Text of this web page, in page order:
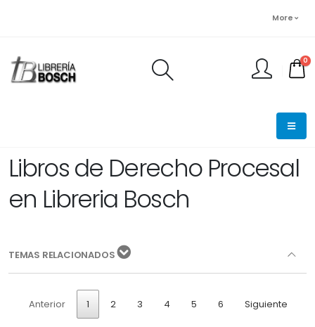
More
0
Libros de Derecho Procesal
en Libreria Bosch
TEMAS RELACIONADOS
Anterior 1 2 3 4 5 6 Siguiente